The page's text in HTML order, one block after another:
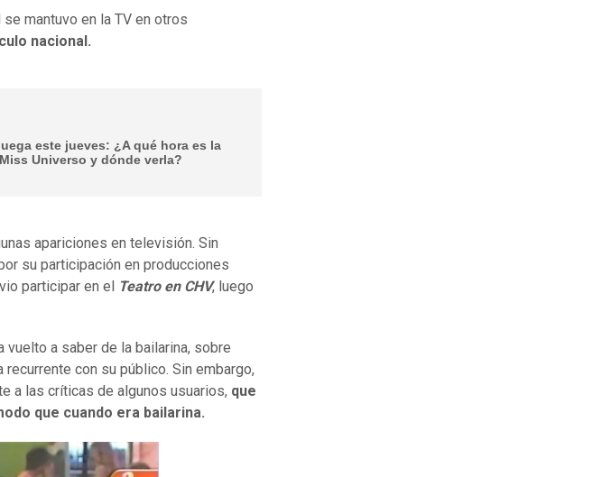
mantuvo en la TV en otros
nacional.
este jueves: ¿A qué hora es la
Universo y dónde verla?
apariciones en televisión. Sin
su participación en producciones
participar en el Teatro en CHV, luego
vuelto a saber de la bailarina, sobre
con su público. Sin embargo,
a las críticas de algunos usuarios, que
que cuando era bailarina.